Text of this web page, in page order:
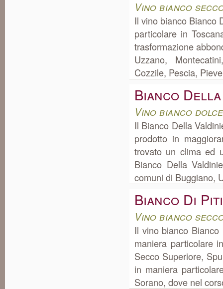
Vino bianco
Il vino bianco Bianco
particolare in
trasformazione
Uzzano,
Cozzile, Pescia,
Bianco
Vino bianco
Il Bianco Della
prodotto in
trovato un clima ed
Bianco Della
comuni di Buggiano,
Bianco Di
Vino bianco
Il vino bianco
maniera particolare
Secco Superiore,
in maniera
Sorano, dove nel